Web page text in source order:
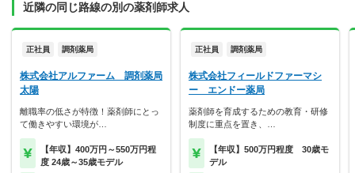
近隣の同じ路線の別の薬剤師求人
正社員 調剤薬局
株式会社アルファーム 調剤薬局
太陽
離職率の低さが特徴！薬剤師にとっ
て働きやすい環境が…
【年収】400万円～550万円程
度 24歳～35歳モデル
正社員 調剤薬局
株式会社フィールドファーマシ
ー エンドー薬局
薬剤師を育成するための教育・研修
制度に重点を置き、…
【年収】500万円程度 30歳モ
デル